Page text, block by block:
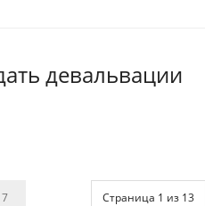
девальвации
Страница 1 из 13
7